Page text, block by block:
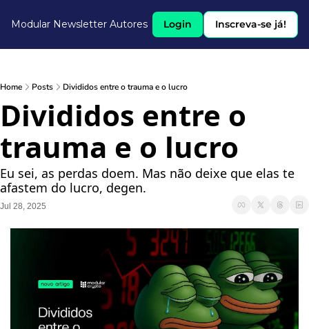
Modular Newsletter Autores Login Inscreva-se já!
Home Posts Divididos entre o trauma e o lucro
Divididos entre o
trauma e o lucro
Eu sei, as perdas doem. Mas não deixe que elas te
afastem do lucro, degen.
Jul 28, 2025